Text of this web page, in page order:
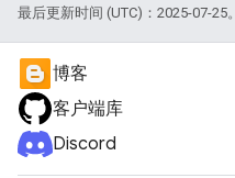
最后更新时间 (UTC)：2025-07-25。
博客
客户端库
Discord